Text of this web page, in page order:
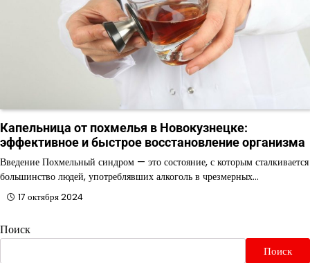
Капельница от похмелья в Новокузнецке:
эффективное и быстрое восстановление организма
Введение Похмельный синдром — это состояние, с которым сталкивается
большинство людей, употреблявших алкоголь в чрезмерных…
17 октября 2024
Поиск
Поиск